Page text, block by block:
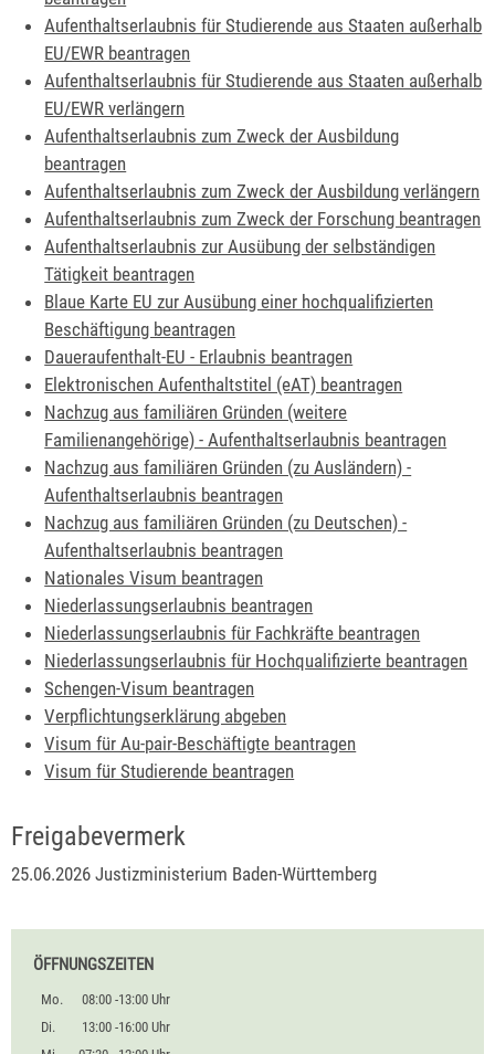
Aufenthaltserlaubnis für Studierende aus Staaten außerhalb
EU/EWR beantragen
Aufenthaltserlaubnis für Studierende aus Staaten außerhalb
EU/EWR verlängern
Aufenthaltserlaubnis zum Zweck der Ausbildung
beantragen
Aufenthaltserlaubnis zum Zweck der Ausbildung verlängern
Aufenthaltserlaubnis zum Zweck der Forschung beantragen
Aufenthaltserlaubnis zur Ausübung der selbständigen
Tätigkeit beantragen
Blaue Karte EU zur Ausübung einer hochqualifizierten
Beschäftigung beantragen
Daueraufenthalt-EU - Erlaubnis beantragen
Elektronischen Aufenthaltstitel (eAT) beantragen
Nachzug aus familiären Gründen (weitere
Familienangehörige) - Aufenthaltserlaubnis beantragen
Nachzug aus familiären Gründen (zu Ausländern) -
Aufenthaltserlaubnis beantragen
Nachzug aus familiären Gründen (zu Deutschen) -
Aufenthaltserlaubnis beantragen
Nationales Visum beantragen
Niederlassungserlaubnis beantragen
Niederlassungserlaubnis für Fachkräfte beantragen
Niederlassungserlaubnis für Hochqualifizierte beantragen
Schengen-Visum beantragen
Verpflichtungserklärung abgeben
Visum für Au-pair-Beschäftigte beantragen
Visum für Studierende beantragen
Freigabevermerk
25.06.2026 Justizministerium Baden-Württemberg
ÖFFNUNGSZEITEN
Mo.
08:00 -13:00 Uhr
Di.
13:00 -16:00 Uhr